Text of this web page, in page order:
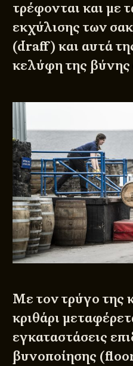
τρέφονται και με
εκχύλισης των
(draff) και αυτά
κελύφη της
Με τον τρύγο της
κριθάρι
εγκαταστάσεις
βυνοποίησης